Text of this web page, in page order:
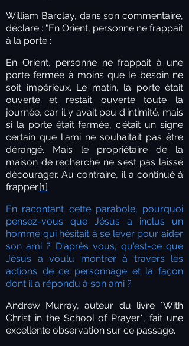
William Barclay, dans son commentaire,
déclare : "En Orient, personne ne frappait
à la porte :
En Orient, personne ne frappait à une
porte fermée à moins que le besoin ne
soit impérieux. Le matin, la porte était
ouverte et restait ouverte toute la
journée, car il y avait peu d'intimité, mais
si la porte était fermée, c'était un signe
certain que l'ami ne souhaitait pas être
dérangé. Mais le propriétaire de la
maison de recherche ne s'est pas laissé
décourager. Au contraire, il a continué à
frapper.[1]
En racontant cette parabole, pourquoi
pensez-vous que Jésus a inclus un
homme qui hésitait à se lever pour aider
son ami ? D'après vous, qu'est-ce que
Jésus a voulu montrer à travers les
actions de ce personnage et la façon
dont il a répondu à son ami ?
Andrew Murray, auteur du livre *With
Christ in the School of Prayer*, fait une
excellente observation sur ce passage.